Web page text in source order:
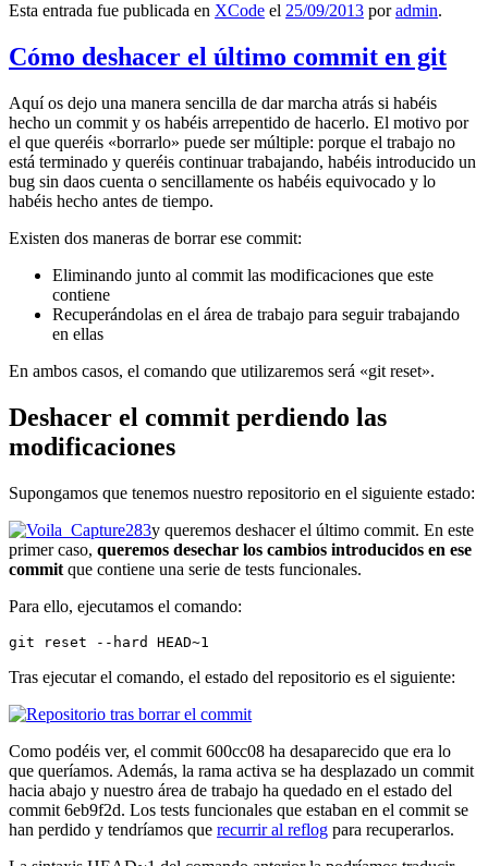
Esta entrada fue publicada en XCode el 25/09/2013 poradmin.
Cómo deshacer el último commit en git
Aquí os dejo una manera sencilla de dar marcha atrás si habéis
hecho un commit y os habéis arrepentido de hacerlo. El motivo por
el que queréis «borrarlo» puede ser múltiple: porque el trabajo no
está terminado y queréis continuar trabajando, habéis introducido un
bug sin daos cuenta o sencillamente os habéis equivocado y lo
habéis hecho antes de tiempo.
Existen dos maneras de borrar ese commit:
Eliminando junto al commit las modificaciones que este
contiene
Recuperándolas en el área de trabajo para seguir trabajando
en ellas
En ambos casos, el comando que utilizaremos será «git reset».
Deshacer el commit perdiendo las
modificaciones
Supongamos que tenemos nuestro repositorio en el siguiente estado:
y queremos deshacer el último commit. En este
primer caso, queremos desechar los cambios introducidos en ese
commit que contiene una serie de tests funcionales.
Para ello, ejecutamos el comando:
git reset --hard HEAD~1
Tras ejecutar el comando, el estado del repositorio es el siguiente:
Como podéis ver, el commit 600cc08 ha desaparecido que era lo
que queríamos. Además, la rama activa se ha desplazado un commit
hacia abajo y nuestro área de trabajo ha quedado en el estado del
commit 6eb9f2d. Los tests funcionales que estaban en el commit se
han perdido y tendríamos que recurrir al reflog para recuperarlos.